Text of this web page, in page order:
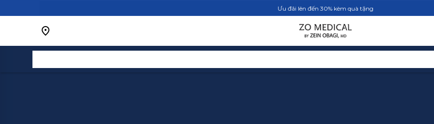
qua
Ưu đãi lên đến 30% kèm quà tặng